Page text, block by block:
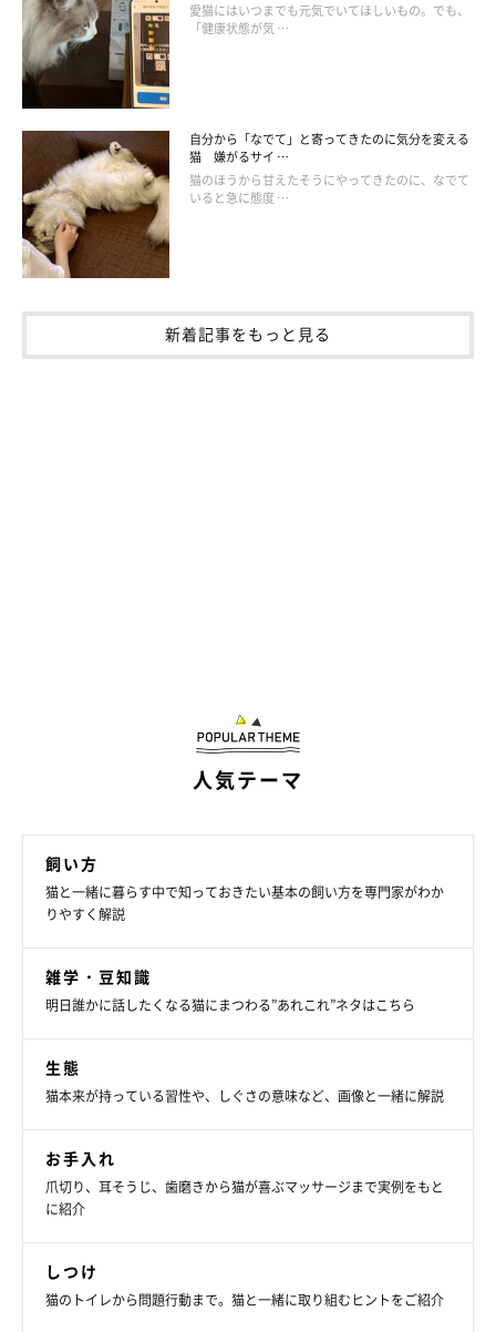
愛猫にはいつまでも元気でいてほしいもの。でも、
「健康状態が気 …
自分から「なでて」と寄ってきたのに気分を変える
猫 嫌がるサイ …
猫のほうから甘えたそうにやってきたのに、なでて
いると急に態度 …
新着記事をもっと見る
人気テーマ
飼い方
猫と一緒に暮らす中で知っておきたい基本の飼い方を専門家がわか
りやすく解説
雑学・豆知識
明日誰かに話したくなる猫にまつわる”あれこれ”ネタはこちら
生態
猫本来が持っている習性や、しぐさの意味など、画像と一緒に解説
お手入れ
爪切り、耳そうじ、歯磨きから猫が喜ぶマッサージまで実例をもと
に紹介
しつけ
猫のトイレから問題行動まで。猫と一緒に取り組むヒントをご紹介